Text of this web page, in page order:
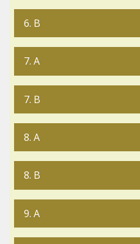
6. B
7. A
7. B
8. A
8. B
9. A